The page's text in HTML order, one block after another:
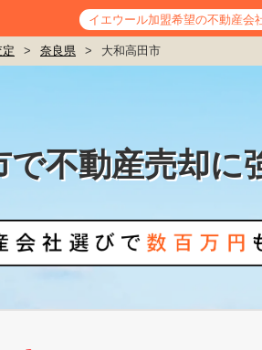
イエウール加盟希望の不動産会
> 奈良県 > 大和高田市
で不動産売却に